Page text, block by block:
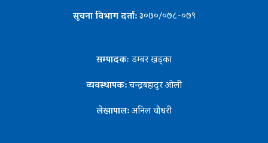
सूचना विभाग दर्ता:३०७०/०७८-०७९
सम्पादकःडम्बर खड्का
व्यवस्थापक:चन्द्रबहादुर ओली
लेखापाल:अनिल चौधरी